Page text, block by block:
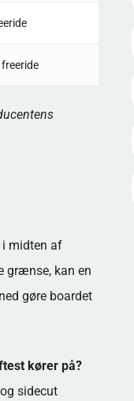
i midten af
grænse, kan en
gøre boardet
kører på?
sidecut